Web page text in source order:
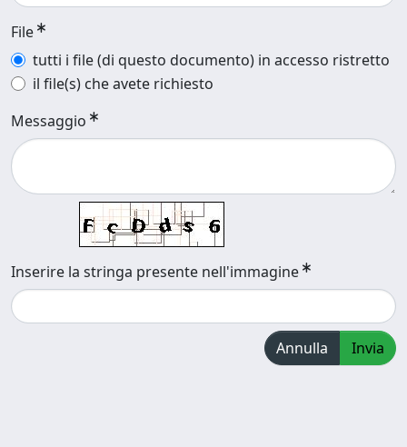
File
tutti i file (di questo documento) in accesso ristretto
il file(s) che avete richiesto
Messaggio
Inserire la stringa presente nell'immagine
Annulla Invia